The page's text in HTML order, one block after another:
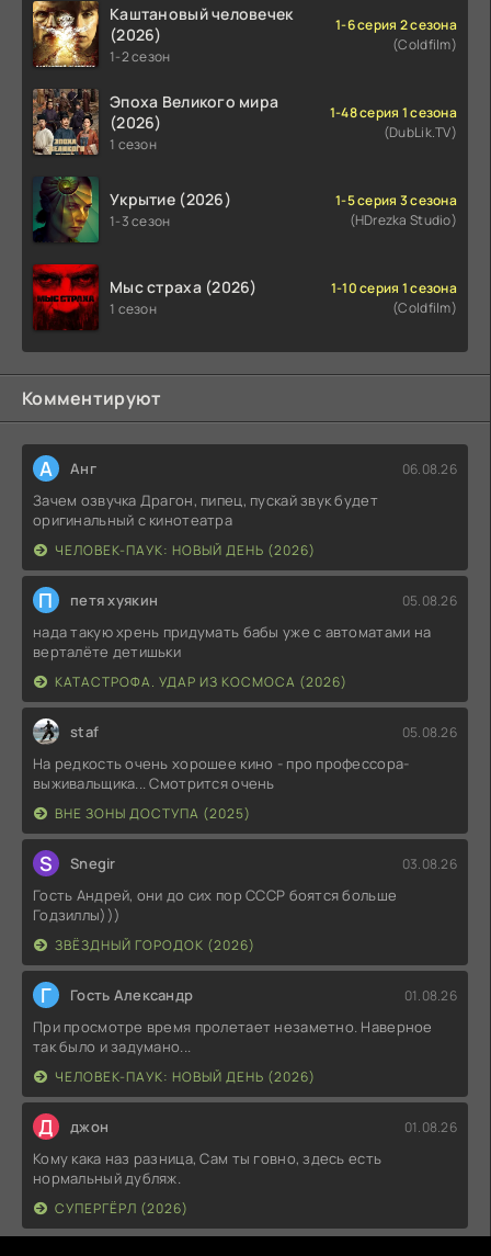
Каштановый человечек
(2026)
1-2 сезон
1-6 серия 2 сезона
(Coldfilm)
Эпоха Великого мира
(2026)
1 сезон
1-48 серия 1 сезона
(DubLik.TV)
Укрытие (2026)
1-3 сезон
1-5 серия 3 сезона
(HDrezka Studio)
Мыс страха (2026)
1 сезон
1-10 серия 1 сезона
(Coldfilm)
Комментируют
А Анг 06.08.26
Зачем озвучка Драгон, пипец, пускай звук будет
оригинальный с кинотеатра
ЧЕЛОВЕК-ПАУК: НОВЫЙ ДЕНЬ (2026)
П петя хуякин 05.08.26
нада такую хрень придумать бабы уже с автоматами на
верталёте детишьки
КАТАСТРОФА. УДАР ИЗ КОСМОСА (2026)
staf 05.08.26
На редкость очень хорошее кино - про профессора-
выживальщика... Смотрится очень
ВНЕ ЗОНЫ ДОСТУПА (2025)
S Snegir 03.08.26
Гость Андрей, они до сих пор СССР боятся больше
Годзиллы)))
ЗВЁЗДНЫЙ ГОРОДОК (2026)
Г Гость Александр 01.08.26
При просмотре время пролетает незаметно. Наверное
так было и задумано...
ЧЕЛОВЕК-ПАУК: НОВЫЙ ДЕНЬ (2026)
Д джон 01.08.26
Кому кака наз разница, Сам ты говно, здесь есть
нормальный дубляж.
СУПЕРГЁРЛ (2026)